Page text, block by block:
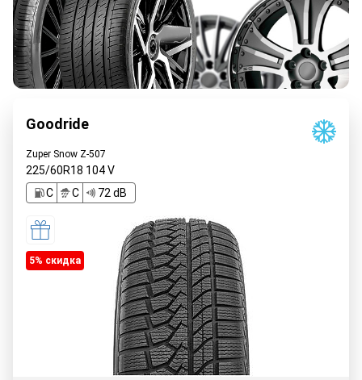
Goodride
Zuper Snow Z-507
225/60R18 104V
C
C 72 dB
5% cкидка